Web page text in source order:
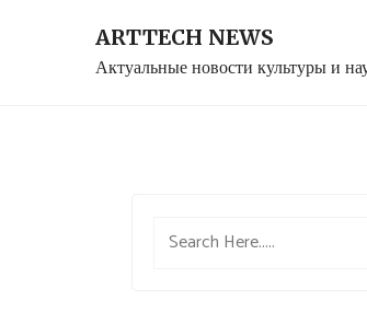
ARTTECH NEWS
Актуальные новости культуры и